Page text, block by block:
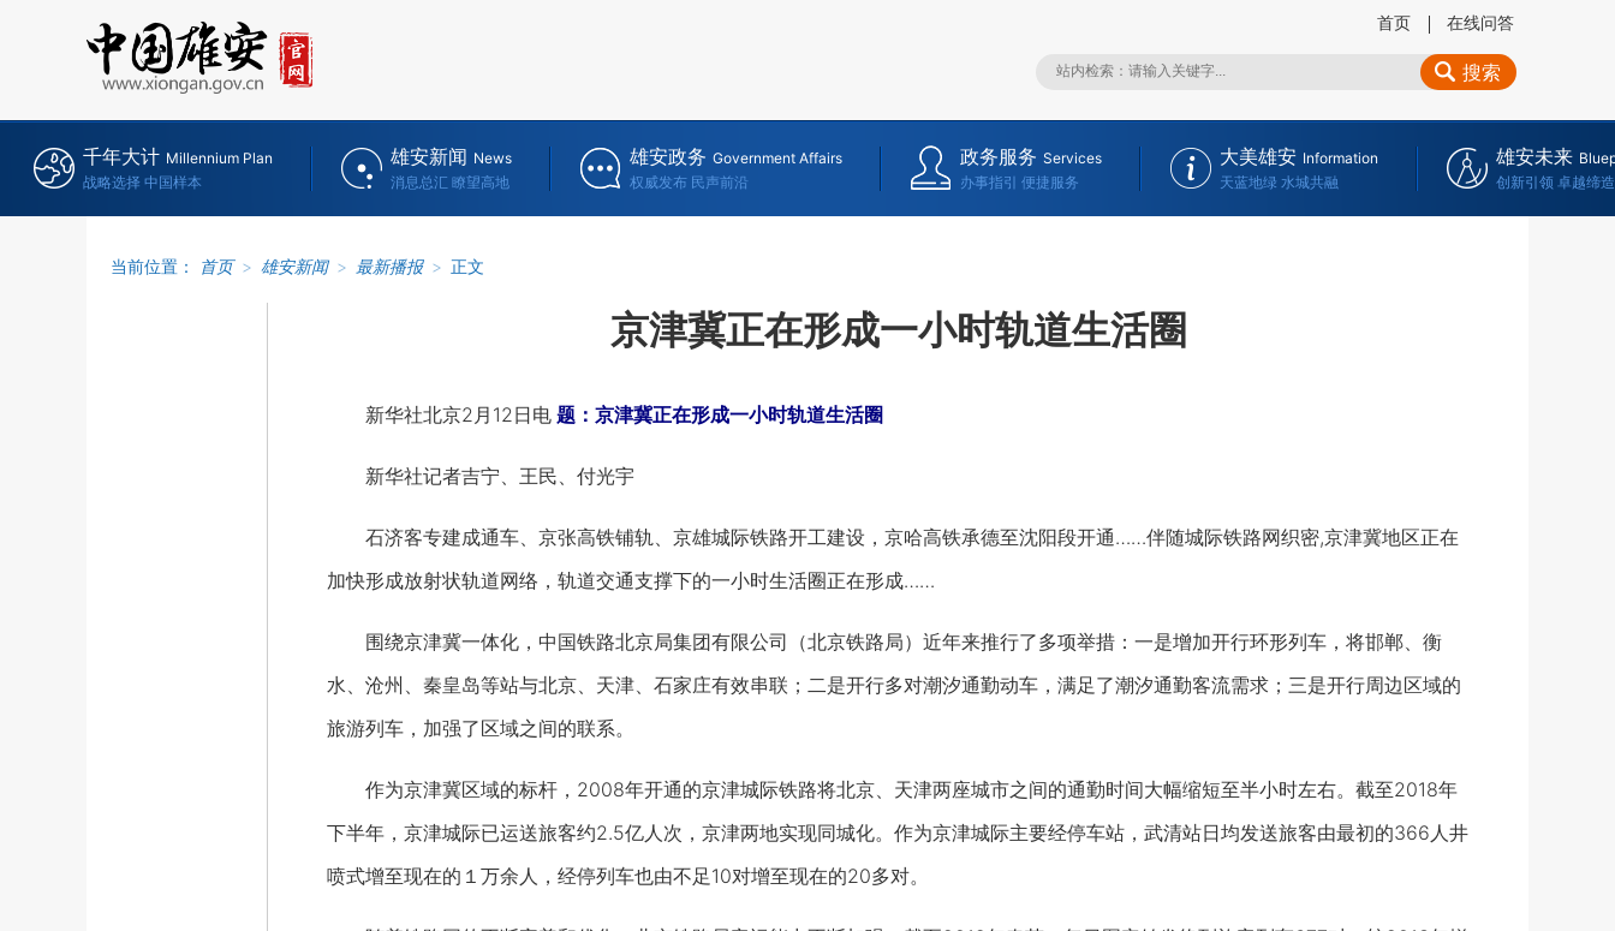
首页 在线问答
搜索
千年大计 Millennium Plan
战略选择 中国样本
雄安新闻 News
消息总汇 瞭望高地
雄安政务 Government Affairs
权威发布 民声前沿
政务服务 Services
办事指引 便捷服务
大美雄安 Information
天蓝地绿 水城共融
雄安未来
创新引领 卓越缔造
当前位置： 首页 > 雄安新闻 > 最新播报 > 正文
京津冀正在形成一小时轨道生活圈
新华社北京2月12日电 题：京津冀正在形成一小时轨道生活圈
新华社记者吉宁、王民、付光宇
石济客专建成通车、京张高铁铺轨、京雄城际铁路开工建设，京哈高铁承德至沈阳段开通……伴随城际铁路网织密,京津冀地区正在
加快形成放射状轨道网络，轨道交通支撑下的一小时生活圈正在形成……
围绕京津冀一体化，中国铁路北京局集团有限公司（北京铁路局）近年来推行了多项举措：一是增加开行环形列车，将邯郸、衡
水、沧州、秦皇岛等站与北京、天津、石家庄有效串联；二是开行多对潮汐通勤动车，满足了潮汐通勤客流需求；三是开行周边区域的
旅游列车，加强了区域之间的联系。
作为京津冀区域的标杆，2008年开通的京津城际铁路将北京、天津两座城市之间的通勤时间大幅缩短至半小时左右。截至2018年
下半年，京津城际已运送旅客约2.5亿人次，京津两地实现同城化。作为京津城际主要经停车站，武清站日均发送旅客由最初的366人井
喷式增至现在的１万余人，经停列车也由不足10对增至现在的20多对。